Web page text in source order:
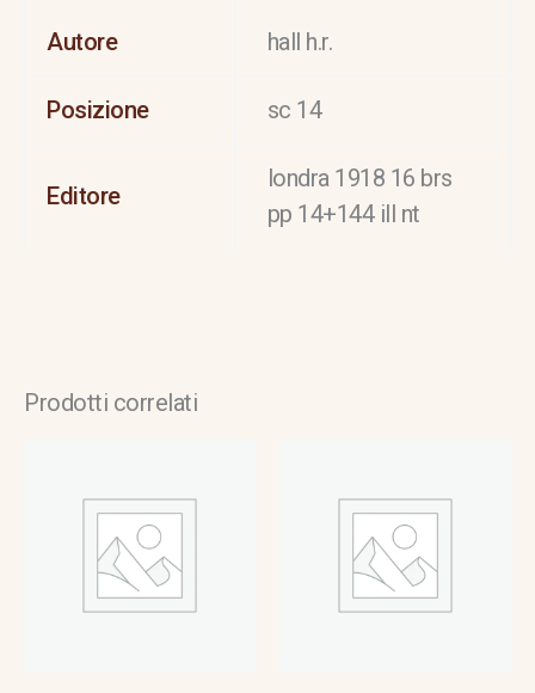
Autore hall h.r.
Posizione sc 14
Editore
londra 1918 16 brs
pp 14+144 ill nt
Prodotti correlati